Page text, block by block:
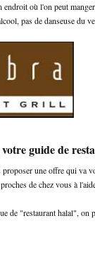
endroit où l'on peut
pas de danseuse du
guide de
une offre qui va
de chez vous à
de "restaurant halal", on